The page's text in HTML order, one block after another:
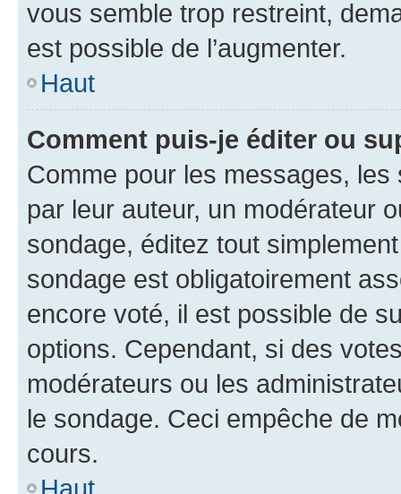
vous semble trop restreint,
est possible de l’augmenter.
Haut
Comment puis-je éditer ou
Comme pour les messages,
par leur auteur, un modérateur
sondage, éditez tout
sondage est obligatoirement
encore voté, il est possible de
options. Cependant, si des
modérateurs ou les
le sondage. Ceci empêche de
cours.
Haut